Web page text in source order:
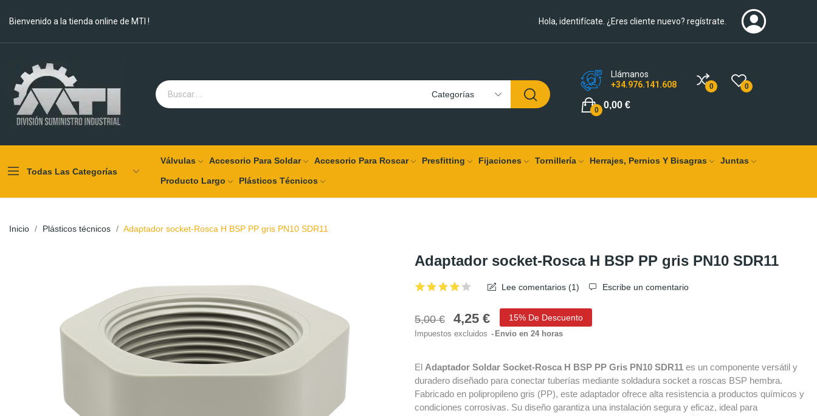
Bienvenido a la tienda online de MTI ! Hola, identifícate. ¿Eres cliente nuevo? regístrate.
Categorías
Llámanos
+34.976.141.608
0 0
0,00 €
0
Todas Las Categorías
Válvulas Accesorio Para Soldar Accesorio Para Roscar Presfitting Fijaciones Tornillería Herrajes, Pernios Y Bisagras Juntas
Producto Largo Plásticos Técnicos
Inicio Plásticos técnicos Adaptador socket-Rosca H BSP PP gris PN10 SDR11
Adaptador socket-Rosca H BSP PP gris PN10 SDR11
Lee comentarios (1) Escribe un comentario
5,00 € 4,25 € 15% De Descuento
Impuestos excluidos Envio en 24 horas
El Adaptador Soldar Socket-Rosca H BSP PP Gris PN10 SDR11 es un componente versátil y
duradero diseñado para conectar tuberías mediante soldadura socket a roscas BSP hembra.
Fabricado en polipropileno gris (PP), este adaptador ofrece alta resistencia a productos químicos y
condiciones corrosivas. Su diseño garantiza una instalación segura y eficaz, ideal para